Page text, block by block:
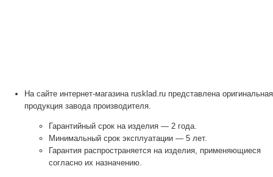
На сайте интернет-магазина rusklad.ru представлена оригинальная
продукция завода производителя.
Гарантийный срок на изделия — 2 года.
Минимальный срок эксплуатации — 5 лет.
Гарантия распространяется на изделия, применяющиеся
согласно их назначению.